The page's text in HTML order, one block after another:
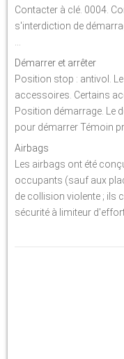
Contacter à clé. 0004.
s'interdiction de
Démarrer et arrêter
Position stop : antivol.
accessoires. Certains
Position démarrage. Le
pour démarrer Témoin
Airbags
Les airbags ont été
occupants (sauf aux
de collision violente ; ils
sécurité à limiteur